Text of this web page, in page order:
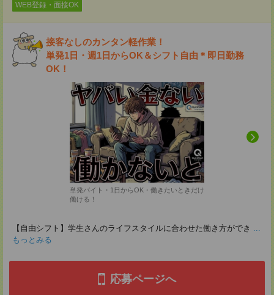
WEB登録・面接OK
接客なしのカンタン軽作業！
単発1日・週1日からOK＆シフト自由＊即日勤務
OK！
単発バイト・1日からOK・働きたいときだけ
働ける！
【自由シフト】学生さんのライフスタイルに合わせた働き方ができ ...
もっとみる
応募ページへ